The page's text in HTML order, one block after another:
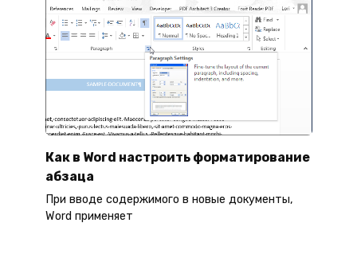
Как в Word настроить форматирование
абзаца
При вводе содержимого в новые документы,
Word применяет